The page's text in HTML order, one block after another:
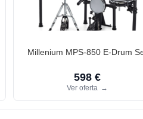
Millenium MPS-850 E-Drum
598 €
Ver oferta →